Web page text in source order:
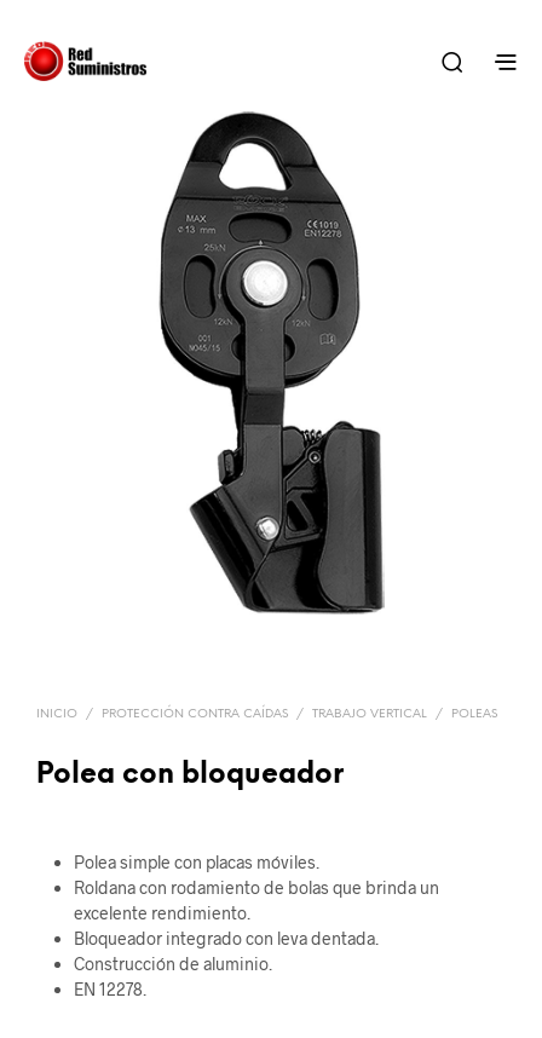
INICIO / PROTECCIÓN CONTRA CAÍDAS / TRABAJO VERTICAL / POLEAS
Polea con bloqueador
Polea simple con placas móviles.
Roldana con rodamiento de bolas que brinda un
excelente rendimiento.
Bloqueador integrado con leva dentada.
Construcción de aluminio.
EN 12278.